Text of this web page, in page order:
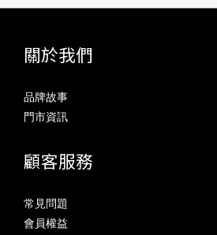
關於我們
品牌故事
門市資訊
顧客服務
常見問題
會員權益